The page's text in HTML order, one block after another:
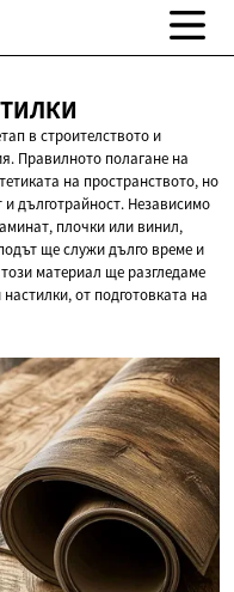
в строителството и
Правилното полагане на
на пространството, но
дълготрайност. Независимо
плочки или винил,
ще служи дълго време и
материал ще разгледаме
от подготовката на